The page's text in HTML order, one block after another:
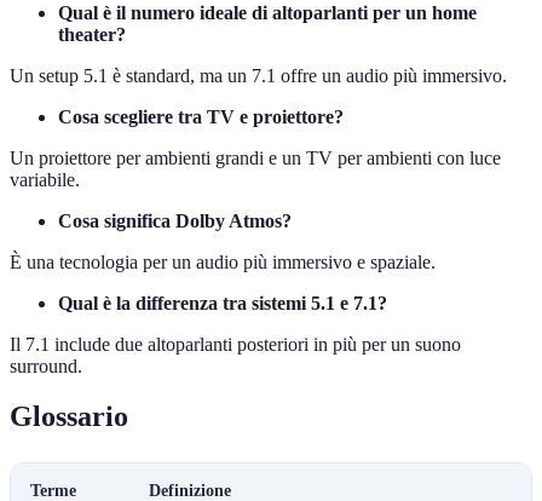
Qual è il numero ideale di altoparlanti per un home
theater?
Un setup 5.1 è standard, ma un 7.1 offre un audio più immersivo.
Cosa scegliere tra TV e proiettore?
Un proiettore per ambienti grandi e un TV per ambienti con luce
variabile.
Cosa significa Dolby Atmos?
È una tecnologia per un audio più immersivo e spaziale.
Qual è la differenza tra sistemi 5.1 e 7.1?
Il 7.1 include due altoparlanti posteriori in più per un suono
surround.
Glossario
Terme Definizione